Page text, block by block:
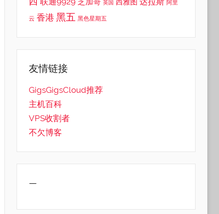
英国 西雅图 阿里
云 香港 黑五 黑色星期五
友情链接
GigsGigsCloud推荐
主机百科
VPS收割者
不欠博客
—